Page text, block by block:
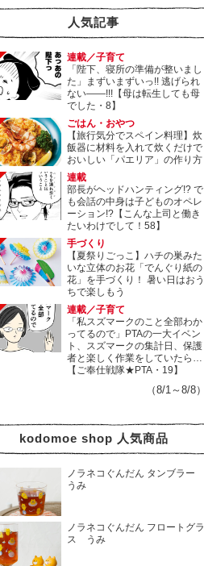
人気記事
連載／子育て
「陛下、寝所の準備が整いまし
た」まずいまずいっ!! 逃げられ
ない――!!!【母は転生しても母
でした・8】
ごはん・おやつ
【旅行気分でスペイン料理】炊
飯器に材料を入れて炊くだけで
おいしい「パエリア」の作り方
連載
部長がヘッドハンティング!? で
も会話の中身は子どものオペレ
ーション!?【こんな上司と働き
たいわけでして！58】
手づくり
【夏祭りごっこ】ハチの巣みた
いな立体のお花「でんぐり紙の
花」を手づくり！ 暑い日はおう
ちで楽しもう
連載／子育て
「私スズマークのこと全部わか
ってるので」PTAの一大イベン
ト、スズマークの集計日、保護
者と楽しく作業をしていたら…
【ご奉仕戦隊★PTA・19】
（8/1～8/8）
kodomoe shop 人気商品
ノラネコぐんだん タンブラー
うみ
ノラネコぐんだん フロートグラ
ス うみ